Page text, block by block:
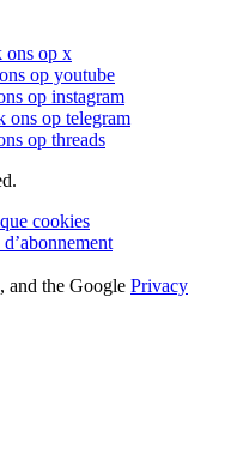
ons op x
op youtube
op instagram
ons op telegram
op threads
cookies
and the Google Privacy